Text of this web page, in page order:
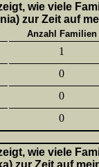
wie viele
zur Zeit auf
Anzahl Familien
1
0
0
0
wie viele
zur Zeit auf